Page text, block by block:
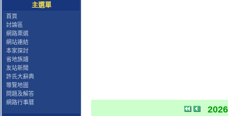
主選單
首頁
討論區
網路票選
網站連結
本家探討
省地族譜
友站新聞
許氏大辭典
導覽地圖
問題及解答
網路行事曆